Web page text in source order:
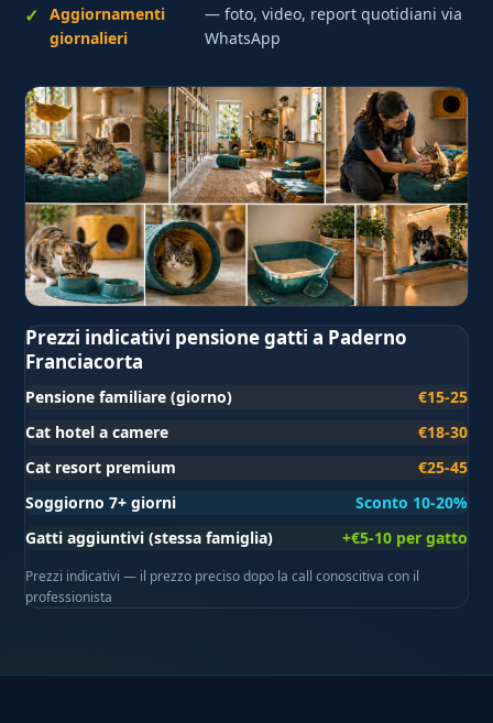
Aggiornamenti
giornalieri
— foto, video, report quotidiani via
WhatsApp
Prezzi indicativi pensione gatti a Paderno
Franciacorta
Pensione familiare (giorno)
€15-25
Cat hotel a camere
€18-30
Cat resort premium
€25-45
Soggiorno 7+ giorni
Sconto 10-20%
Gatti aggiuntivi (stessa famiglia)
+€5-10 per gatto
Prezzi indicativi — il prezzo preciso dopo la call conoscitiva con il
professionista